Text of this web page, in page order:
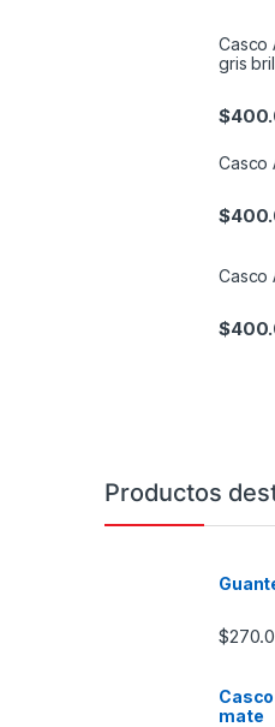
Casco
gris
$
Casco
$
Casco
$
Productos
$
mate